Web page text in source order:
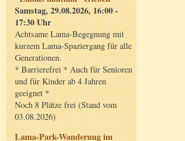
Samstag, 29.08.2026, 16:00 -
17:30 Uhr
Achtsame Lama-Begegnung mit
kurzem Lama-Spaziergang für alle
Generationen.
* Barrierefrei * Auch für Senioren
und für Kinder ab 4 Jahren
geeignet *
Noch 8 Plätze frei (Stand vom
03.08.2026)
Lama-Park-Wanderung im